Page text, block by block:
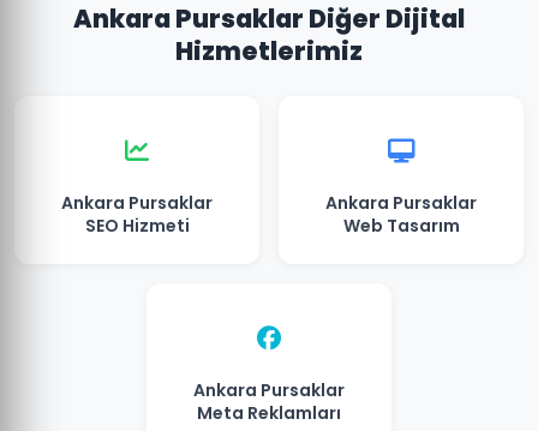
Ankara Pursaklar Diğer Dijital
Hizmetlerimiz
Ankara Pursaklar
SEO Hizmeti
Ankara Pursaklar
Web Tasarım
Ankara Pursaklar
Meta Reklamları